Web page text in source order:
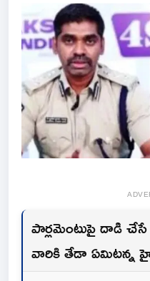
పార్లమెంటుపై దాడి
వారికి తేడా ఏమిటన్న